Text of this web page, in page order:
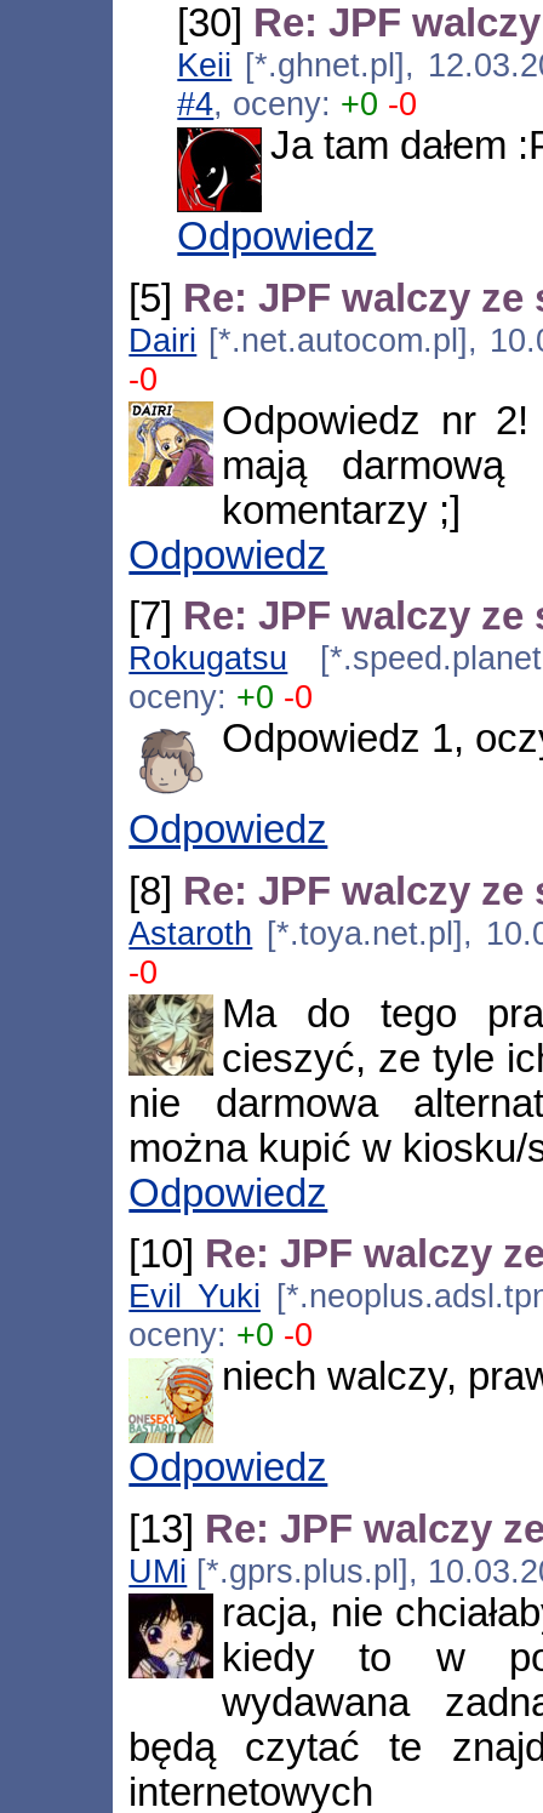
[30] Re: JPF
Keii [*.ghnet.pl],
#4, oceny: +0 -0
Ja tam dałem
Odpowiedz
[5] Re: JPF walczy
Dairi [*.net.autocom.pl],
-0
Odpowiedz nr
mają darmową
komentarzy ;]
Odpowiedz
[7] Re: JPF walczy
Rokugatsu
oceny: +0 -0
Odpowiedz 1,
Odpowiedz
[8] Re: JPF walczy
Astaroth [*.toya.net.pl],
-0
Ma do tego
cieszyć, ze tyle
nie darmowa
można kupić w
Odpowiedz
[10] Re: JPF walczy
Evil Yuki
oceny: +0 -0
niech walczy,
Odpowiedz
[13] Re: JPF walczy
UMi [*.gprs.plus.pl],
racja, nie
kiedy to w
wydawana
będą czytać te
internetowych